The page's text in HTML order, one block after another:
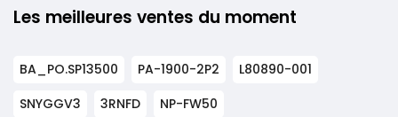
Les meilleures ventes du moment
BA_PO.SP13500 PA-1900-2P2
L80890-001
SNYGGV3
3RNFD NP-FW50